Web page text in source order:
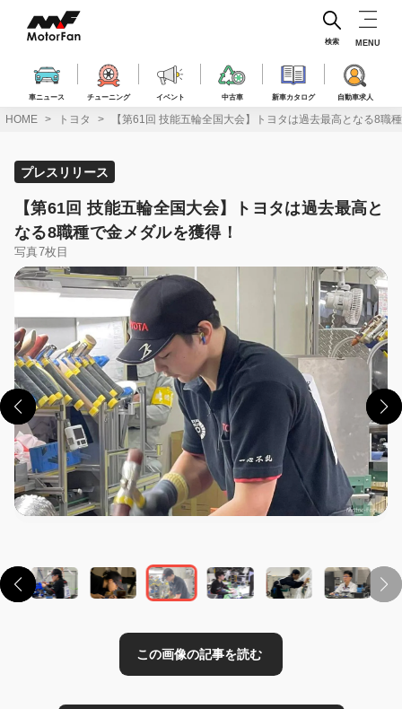
ス
車ニュース チューニング イベント 中古車 新車カタログ 自動車求人
検索 MENU
HOME トヨタ 【第61回 技能五輪全国大会】トヨタは過去最高となる8職
プレスリリース
【第61回 技能五輪全国大会】トヨタは過去最高と
なる8職種で金メダルを獲得！
写真7枚目